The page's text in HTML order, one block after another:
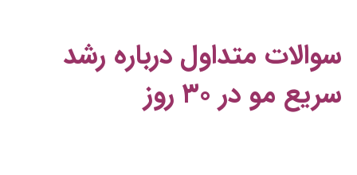
سوالات متداول درباره رشد
سریع مو در ۳۰ روز